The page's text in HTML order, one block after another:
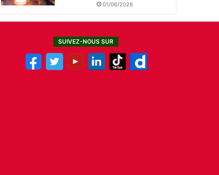
01/06/2026
SUIVEZ-NOUS SUR